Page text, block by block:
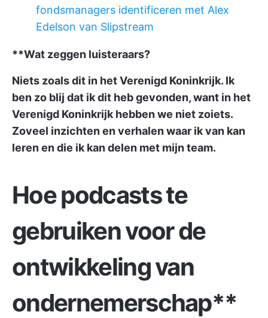
fondsmanagers identificeren met Alex
Edelson van Slipstream
**Wat zeggen luisteraars?
Niets zoals dit in het Verenigd Koninkrijk. Ik
ben zo blij dat ik dit heb gevonden, want in het
Verenigd Koninkrijk hebben we niet zoiets.
Zoveel inzichten en verhalen waar ik van kan
leren en die ik kan delen met mijn team.
Hoe podcasts te
gebruiken voor de
ontwikkeling van
ondernemerschap**